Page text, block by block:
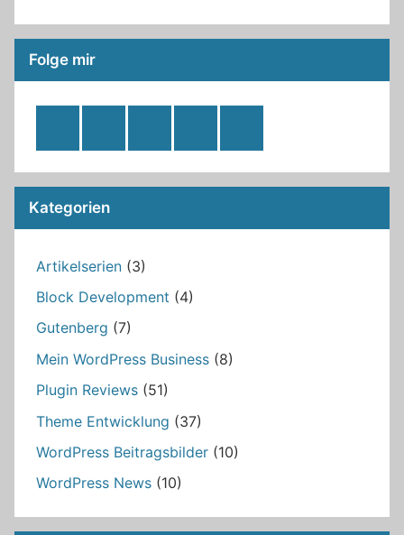
Folge mir
Feed
Kategorien
Artikelserien (3)
Block Development (4)
Gutenberg (7)
Mein WordPress Business (8)
Plugin Reviews (51)
Theme Entwicklung (37)
WordPress Beitragsbilder (10)
WordPress News (10)